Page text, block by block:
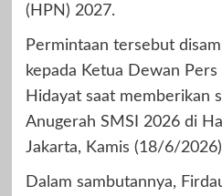
(HPN) 2027.
Permintaan tersebut
kepada Ketua Dewan
Hidayat saat memberikan
Anugerah SMSI 2026 di
Jakarta, Kamis (18/6/
Dalam sambutannya,